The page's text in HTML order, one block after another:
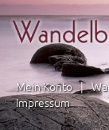
Mein Konto |
Impressum